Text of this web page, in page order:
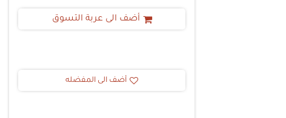
أضف الى عربة التسوق
أضف الى المفضله